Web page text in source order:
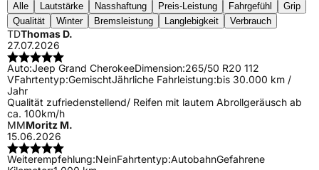
Alle Lautstärke Nasshaftung Preis-Leistung Fahrgefühl
Grip
Qualität
Winter Bremsleistung Langlebigkeit Verbrauch
TDThomas D.
27.07.2026
Auto:Jeep Grand CherokeeDimension:265/50 R20 112
VFahrtentyp:GemischtJährliche Fahrleistung:bis 30.000 km /
Jahr
Qualität zufriedenstellend/ Reifen mit lautem Abrollgeräusch ab
ca. 100km/h
MMMoritz M.
15.06.2026
Weiterempfehlung:NeinFahrtentyp:AutobahnGefahrene